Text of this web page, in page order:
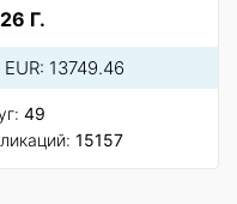
Г.
EUR: 13749.46
49
15157